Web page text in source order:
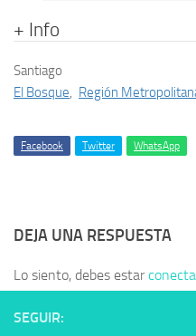
+ Info
Santiago
El Bosque, Región
Facebook Twitter WhatsApp
DEJA UNA RESPUESTA
Lo siento, debes estar
SEGUIR: